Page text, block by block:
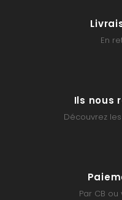
En
Ils nous
Découvrez
Par CB